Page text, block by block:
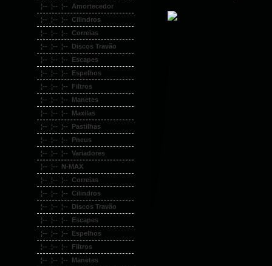
¦-- ¦-- ¦-- Amortecedor
¦-- ¦-- ¦-- Cilindros
¦-- ¦-- ¦-- Correias
¦-- ¦-- ¦-- Discos Travão
¦-- ¦-- ¦-- Escapes
¦-- ¦-- ¦-- Espelhos
¦-- ¦-- ¦-- Filtros
¦-- ¦-- ¦-- Manetes
¦-- ¦-- ¦-- Maxilas
¦-- ¦-- ¦-- Pastilhas
¦-- ¦-- ¦-- Pneus
¦-- ¦-- ¦-- Variadores
¦-- ¦-- N-MAX
¦-- ¦-- ¦-- Correias
¦-- ¦-- ¦-- Cilindros
¦-- ¦-- ¦-- Discos Travão
¦-- ¦-- ¦-- Escapes
¦-- ¦-- ¦-- Espelhos
¦-- ¦-- ¦-- Filtros
¦-- ¦-- ¦-- Manetes